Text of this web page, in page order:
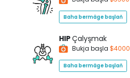
Baha bermäge başlaň
HIPÇalyşmak
Bukja başla $4000
Baha bermäge başlaň